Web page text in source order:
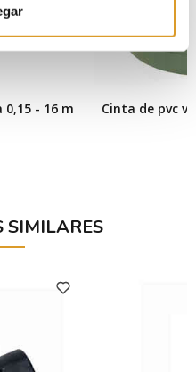
- 16 m
Cinta de pvc
SIMILARES